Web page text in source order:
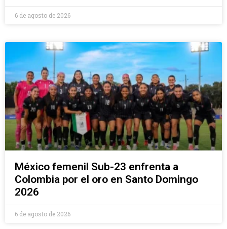
6 de agosto de 2026
México femenil Sub-23 enfrenta a
Colombia por el oro en Santo Domingo
2026
6 de agosto de 2026